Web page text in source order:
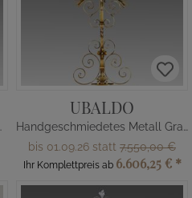
UBALDO
Handgeschmiedetes Metall Grabkreuz
bis 01.09.26 statt 7.550,00 €
Ihr Komplettpreis ab 6.606,25 € *